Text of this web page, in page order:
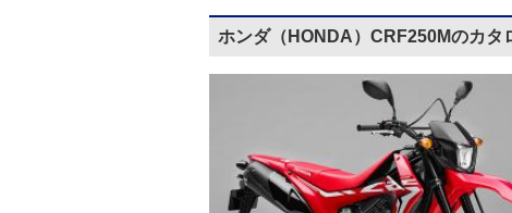
ホンダ（HONDA）CRF250Mのカタ